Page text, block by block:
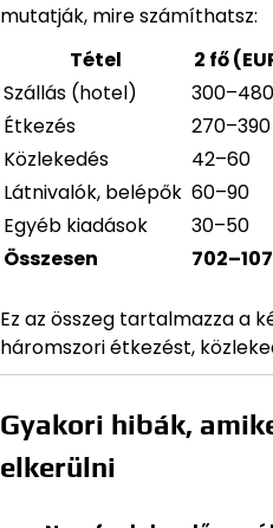
mutatják, mire számíthatsz:
Tétel
2 fő
Szállás (hotel)
300–480
Étkezés
270–390
Közlekedés
42–60
Látnivalók, belépők 60–90
Egyéb kiadások
30–50
Összesen
Ez az összeg tartalmazza a
háromszori étkezést,
Gyakori hibák,
elkerülni